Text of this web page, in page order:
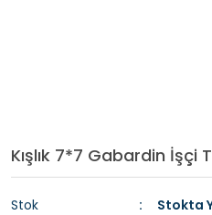
Kışlık 7*7 Gabardin İşçi
Stok
Stokta